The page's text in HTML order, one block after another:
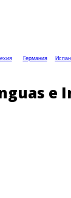
Германия
e